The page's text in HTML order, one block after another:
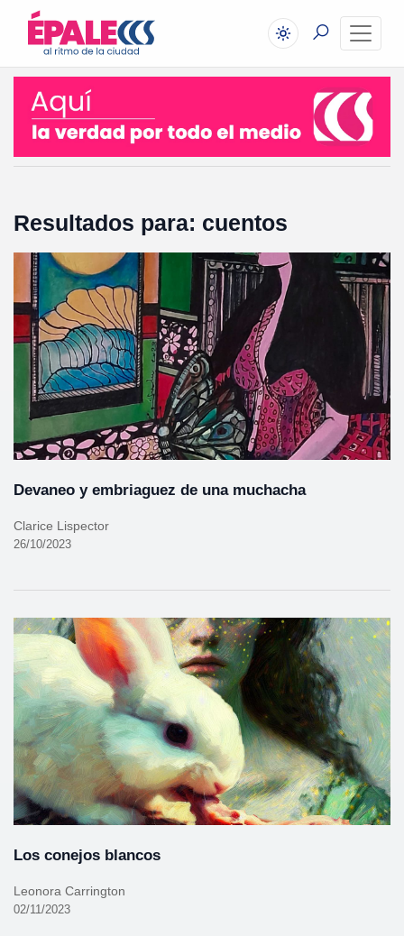
Resultados para: cuentos
Devaneo y embriaguez de una muchacha
Clarice Lispector
26/10/2023
Los conejos blancos
Leonora Carrington
02/11/2023